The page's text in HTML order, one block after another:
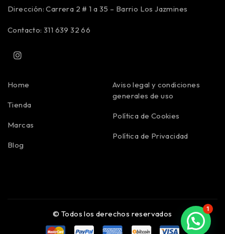
Dirección: Carrera 2 # 1 a 35 – Barrio Los Jazmines
Contacto: 311 639 32 66
Home
Tienda
Marcas
Blog
Aviso legal y condiciones
generales de uso
Política de Cookies
Política de Privacidad
© Todos los derechos reservados
1